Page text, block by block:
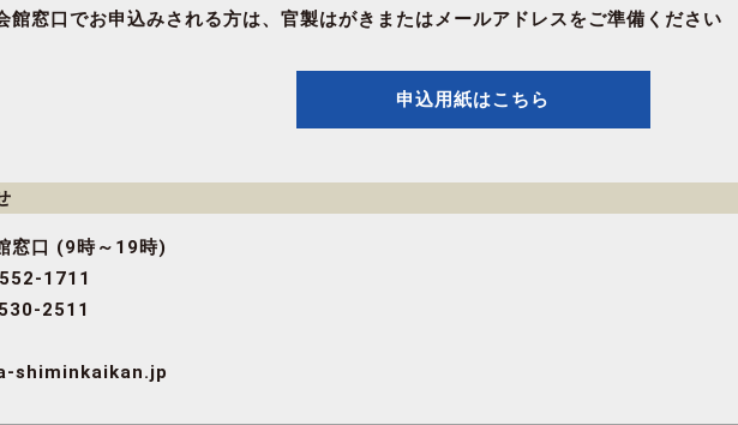
窓口でお申込みされる方は、官製はがきまたはメールアドレスをご準備ください
申込用紙はこちら
窓口 (9時～19時)
1711
2511
shiminkaikan.jp